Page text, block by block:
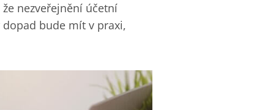
nezveřejnění účetní
dopad bude mít v praxi,